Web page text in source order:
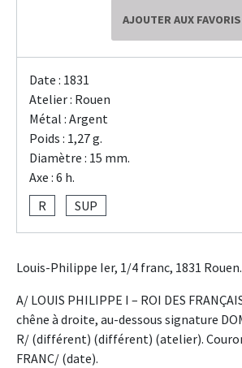
AJOUTER AUX FAVORIS
Date : 1831
Atelier : Rouen
Métal : Argent
Poids : 1,27 g.
Diamètre : 15 mm.
Axe : 6 h.
R
SUP
Louis-Philippe Ier, 1/4 franc, 1831 Rouen.
A/ LOUIS PHILIPPE I – ROI DES
chêne à droite, au-dessous signature
R/ (différent) (différent) (atelier).
FRANC/ (date).